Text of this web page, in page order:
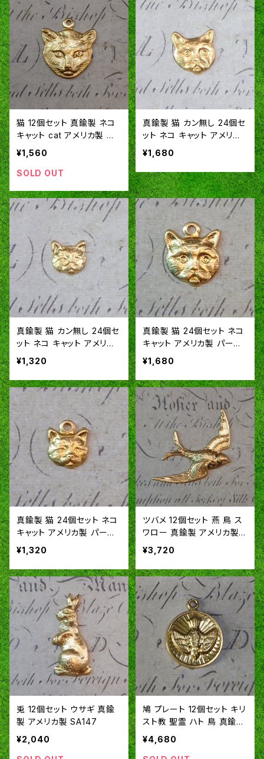
猫 12個セット 真鍮製 ネコ
キャット cat アメリカ製 パ
ーツ チャーム スタンピング
ヴィンテージ風 SA312
¥1,560
SOLD OUT
真鍮製 猫 カン無し 24個セ
ット ネコ キャット アメリカ
製 パーツ スタンピング ヴィ
ンテージ風 RU
¥1,680
真鍮製 猫 カン無し 24個セ
ット ネコ キャット アメリカ
製 パーツ スタンピング ヴィ
¥1,320
真鍮製 猫 24個セット ネコ
キャット アメリカ製 パーツ
スタンピング ヴィンテージ
風 RU47
¥1,680
真鍮製 猫 24個セット ネコ
キャット アメリカ製 パーツ
スタンピング ヴィンテージ
¥1,320
ツバメ 12個セット 燕 鳥 ス
ワロー 真鍮製 アメリカ製 S
A353
¥3,720
兎 12個セット ウサギ 真鍮
製 アメリカ製 SA147
¥2,040
鳩 プレート 12個セット キリ
スト教 聖霊 ハト 鳥 真鍮製
¥4,680